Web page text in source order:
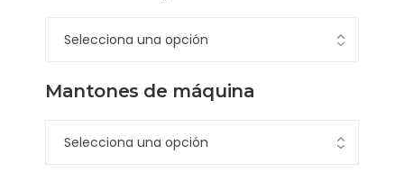
Mantones de máquina